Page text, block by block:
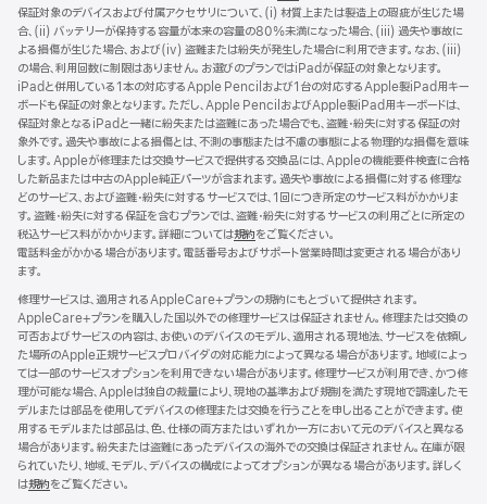
規
ウ
イ
ン
ド
ウ
で
開
き
ま
す）
保証対象のデバイスおよび付属アクセサリについて、(i) 材質上または製造上の瑕疵が生じた場
合、(ii) バッテリーが保持する容量が本来の容量の80%未満になった場合、(iii) 過失や事故に
よる損傷が生じた場合、および(iv) 盗難または紛失が発生した場合に利用できます。なお、(iii)
の場合、利用回数に制限はありません。お選びのプランではiPadが保証の対象となります。
iPadと併用している1本の対応するApple Pencilおよび1台の対応するApple製iPad用キー
ボードも保証の対象となります。ただし、Apple PencilおよびApple製iPad用キーボードは、
保証対象となるiPadと一緒に紛失または盗難にあった場合でも、盗難・紛失に対する保証の対
象外です。過失や事故による損傷とは、不測の事態または不慮の事態による物理的な損傷を意味
します。Appleが修理または交換サービスで提供する交換品には、Appleの機能要件検査に合格
した新品または中古のApple純正パーツが含まれます。過失や事故による損傷に対する修理な
どのサービス、および盗難・紛失に対するサービスでは、1回につき所定のサービス料がかかりま
す。盗難・紛失に対する保証を含むプランでは、盗難・紛失に対するサービスの利用ごとに所定の
税込サービス料がかかります。詳細については規約（新
規
ン
ド
ウ
で
開
き
ま
す）
をご覧ください。
電話料金がかかる場合があります。電話番号およびサポート営業時間は変更される場合があり
ます。
修理サービスは、適用されるAppleCare+プランの規約にもとづいて提供されます。
AppleCare+プランを購入した国以外での修理サービスは保証されません。修理または交換の
可否およびサービスの内容は、お使いのデバイスのモデル、適用される現地法、サービスを依頼し
た場所のApple正規サービスプロバイダの対応能力によって異なる場合があります。地域によっ
ては一部のサービスオプションを利用できない場合があります。修理サービスが利用でき、かつ修
理が可能な場合、Appleは独自の裁量により、現地の基準および規制を満たす現地で調達したモ
デルまたは部品を使用してデバイスの修理または交換を行うことを申し出ることができます。使
用するモデルまたは部品は、色、仕様の両方またはいずれか一方において元のデバイスと異なる
場合があります。紛失または盗難にあったデバイスの海外での交換は保証されません。在庫が限
られていたり、地域、モデル、デバイスの構成によってオプションが異なる場合があります。詳しく
は規約（新
をご覧ください。